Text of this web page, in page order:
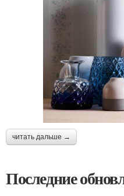
читать дальше →
Последние